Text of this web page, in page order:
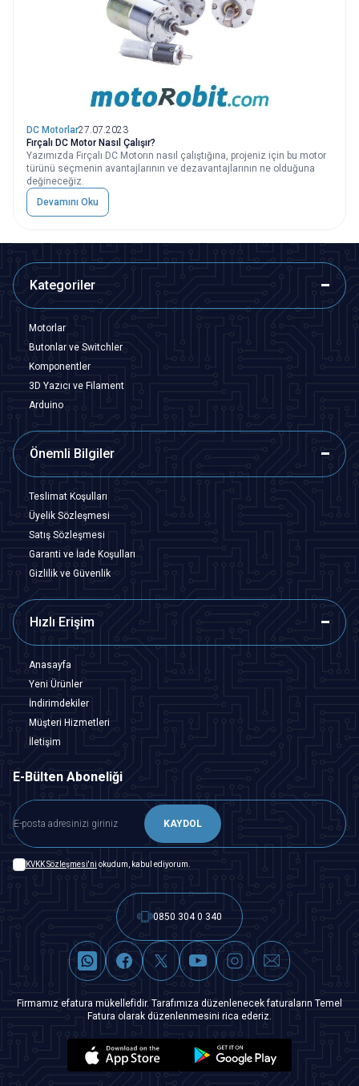
DC Motorlar27.07.2023
Fırçalı DC Motor Nasıl Çalışır?
Yazımızda Fırçalı DC Motorın nasıl çalıştığına, projeniz için bu motor
türünü seçmenin avantajlarının ve dezavantajlarının ne olduğuna
değineceğiz.
Devamını Oku
Kategoriler
Motorlar
Butonlar ve Switchler
Komponentler
3D Yazıcı ve Filament
Arduino
Önemli Bilgiler
Teslimat Koşulları
Üyelik Sözleşmesi
Satış Sözleşmesi
Garanti ve İade Koşulları
Gizlilik ve Güvenlik
Hızlı Erişim
Anasayfa
Yeni Ürünler
İndirimdekiler
Müşteri Hizmetleri
İletişim
E-Bülten Aboneliği
KAYDOL
KVKK Sözleşmesi'ni okudum, kabul ediyorum.
0850 304 0 340
Firmamız efatura mükellefidir. Tarafımıza düzenlenecek faturaların Temel
Fatura olarak düzenlenmesini rica ederiz.